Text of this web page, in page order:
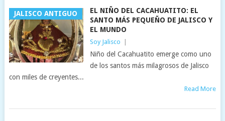
JALISCO ANTIGUO
EL NIÑO DEL CACAHUATITO: EL
SANTO MÁS PEQUEÑO DE JALISCO Y
EL MUNDO
Soy Jalisco
Niño del Cacahuatito emerge como uno
de los santos más milagrosos de Jalisco
con miles de creyentes...
Read More